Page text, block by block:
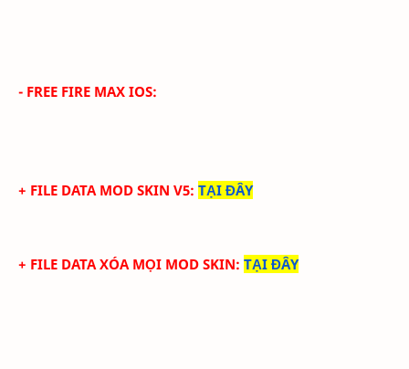
- FREE FIRE MAX IOS:
+ FILE DATA MOD SKIN V5: TẠI ĐÂY
+ FILE DATA XÓA MỌI MOD SKIN: TẠI ĐÂY